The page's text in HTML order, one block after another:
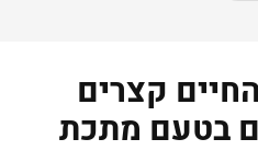
קצרים
בטעם מתכת